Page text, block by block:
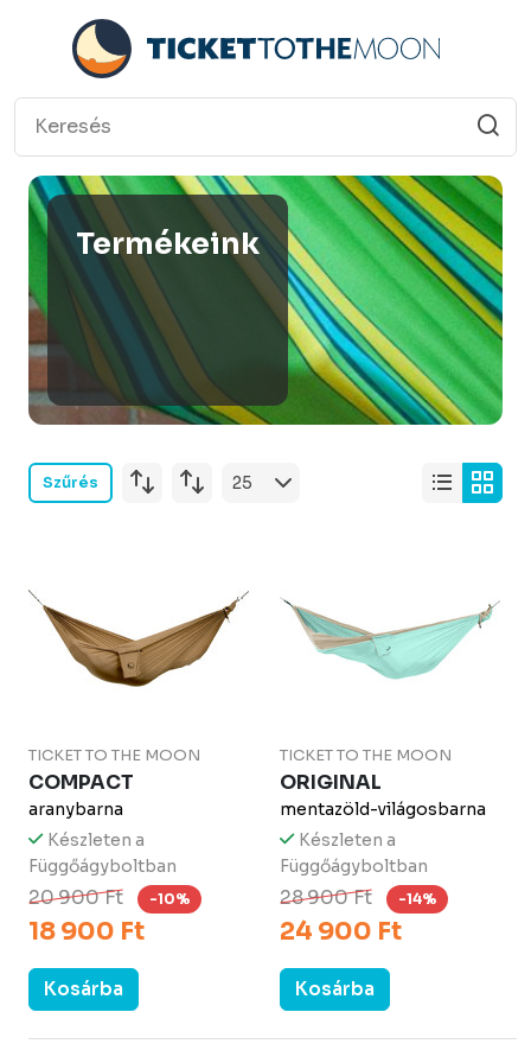
Termékeink
Szűrés
TICKET TO THE MOON
COMPACT
aranybarna
Készleten a
Függőágyboltban
20 900 Ft -10%
18 900 Ft
Kosárba
TICKET TO THE MOON
ORIGINAL
mentazöld-világosbarna
Készleten a
Függőágyboltban
28 900 Ft -14%
24 900 Ft
Kosárba